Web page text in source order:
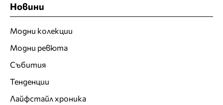
Новини
Модни колекции
Модни ревюта
Събития
Тенденции
Лайфстайл хроника